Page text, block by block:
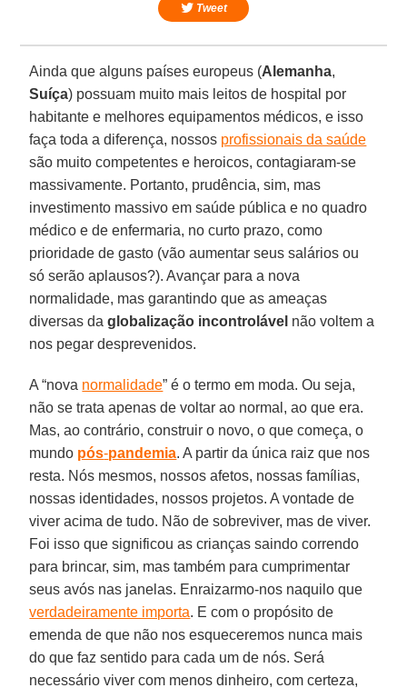
Tweet
Ainda que alguns países europeus (Alemanha,
Suíça) possuam muito mais leitos de hospital por
habitante e melhores equipamentos médicos, e isso
faça toda a diferença, nossos profissionais da saúde
são muito competentes e heroicos, contagiaram-se
massivamente. Portanto, prudência, sim, mas
investimento massivo em saúde pública e no quadro
médico e de enfermaria, no curto prazo, como
prioridade de gasto (vão aumentar seus salários ou
só serão aplausos?). Avançar para a nova
normalidade, mas garantindo que as ameaças
diversas daglobalização incontrolável não voltem a
nos pegar desprevenidos.
A “nova normalidade” é o termo em moda. Ou seja,
não se trata apenas de voltar ao normal, ao que era.
Mas, ao contrário, construir o novo, o que começa, o
mundo pós-pandemia. A partir da única raiz que nos
resta. Nós mesmos, nossos afetos, nossas famílias,
nossas identidades, nossos projetos. A vontade de
viver acima de tudo. Não de sobreviver, mas de viver.
Foi isso que significou as crianças saindo correndo
para brincar, sim, mas também para cumprimentar
seus avós nas janelas. Enraizarmo-nos naquilo que
verdadeiramente importa. E com o propósito de
emenda de que não nos esqueceremos nunca mais
do que faz sentido para cada um de nós. Será
necessário viver com menos dinheiro, com certeza,